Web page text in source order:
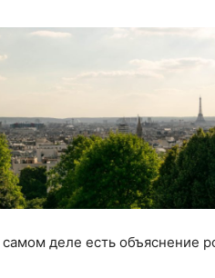
деле есть объяснение